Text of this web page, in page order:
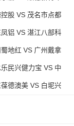
股 VS 茂名市点都
铝 VS 湛江八部科
地红 VS 广州戴拿
民兴健力宝 VS 中
德澳美 VS 白坭兴